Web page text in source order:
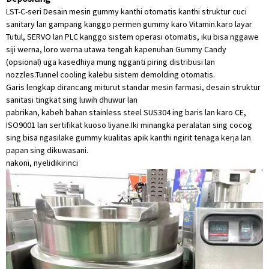
LST-C-seri Desain mesin gummy kanthi otomatis kanthi struktur cuci
sanitary lan gampang kanggo permen gummy karo Vitamin.karo layar
Tutul, SERVO lan PLC kanggo sistem operasi otomatis, iku bisa nggawe
siji werna, loro werna utawa tengah kapenuhan Gummy Candy
(opsional) uga kasedhiya mung ngganti piring distribusi lan
nozzles.Tunnel cooling kalebu sistem demolding otomatis.
Garis lengkap dirancang miturut standar mesin farmasi, desain struktur
sanitasi tingkat sing luwih dhuwur lan
pabrikan, kabeh bahan stainless steel SUS304 ing baris lan karo CE,
ISO9001 lan sertifikat kuoso liyane.Iki minangka peralatan sing cocog
sing bisa ngasilake gummy kualitas apik kanthi ngirit tenaga kerja lan
papan sing dikuwasani.
nakoni, nyelidikirinci